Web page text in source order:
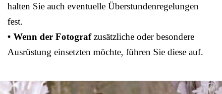
halten Sie auch eventuelle Überstundenregelungen
fest.
• Wenn der Fotografzusätzliche oder besondere
Ausrüstung einsetzten möchte, führen Sie diese auf.